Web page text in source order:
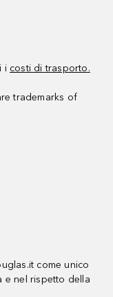
i costi di trasporto.
trademarks of
come unico
e nel rispetto della